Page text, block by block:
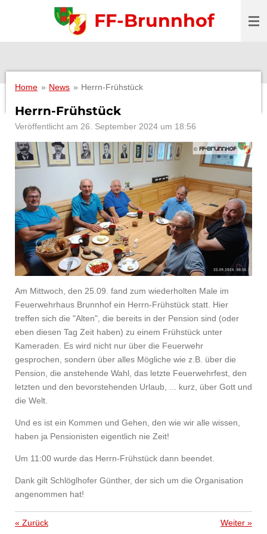
FF-Brunnhof
Home » News » Herrn-Frühstück
Herrn-Frühstück
Veröffentlicht am 26. September 2024 um 18:56
Am Mittwoch, den 25.09. fand zum wiederholten Male im
Feuerwehrhaus Brunnhof ein Herrn-Frühstück statt. Hier
treffen sich die "Alten", die bereits in der Pension sind (oder
eben diesen Tag Zeit haben) zu einem Frühstück unter
Kameraden. Es wird nicht nur über die Feuerwehr
gesprochen, sondern über alles Mögliche wie z.B. über die
Pension, die anstehende Wahl, das letzte Feuerwehrfest, den
letzten und den bevorstehenden Urlaub, ... kurz, über Gott und
die Welt.
Und es ist ein Kommen und Gehen, den wie wir alle wissen,
haben ja Pensionisten eigentlich nie Zeit!
Um 11:00 wurde das Herrn-Frühstück dann beendet.
Dank gilt Schlöglhofer Günther, der sich um die Organisation
angenommen hat!
« Zurück Weiter »